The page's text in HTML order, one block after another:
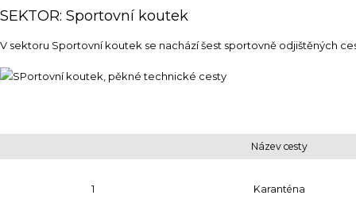
SEKTOR: Sportovní koutek
V sektoru Sportovní koutek se nachází šest sportovně odjištěných
Název cesty
1 Karanténa